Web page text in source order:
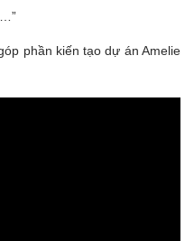
phần kiến tạo dự án Amelie